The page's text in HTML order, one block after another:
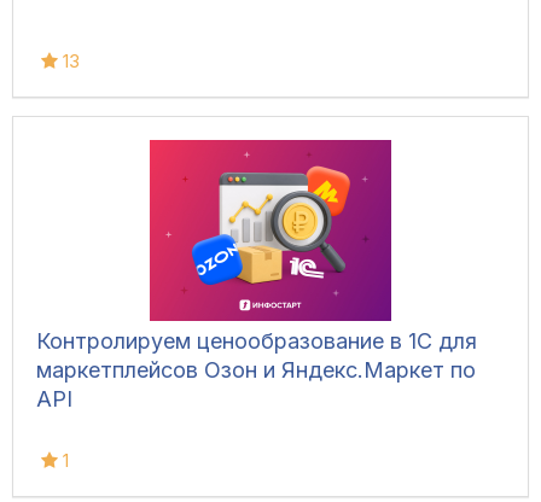
13
Контролируем ценообразование в 1С для
маркетплейсов Озон и Яндекс.Маркет по
API
1